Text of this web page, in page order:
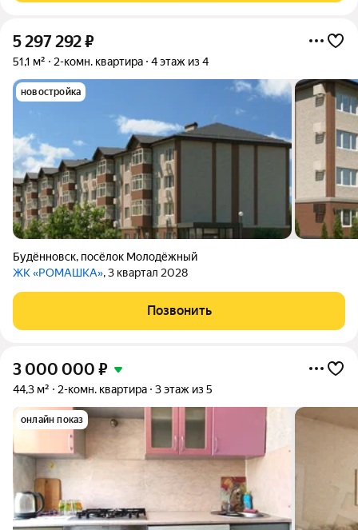
5 297 292₽
51,1 м² 2-комн. квартира 4 этаж из 4
новостройка
Будённовск, посёлок Молодёжный
ЖК «РОМАШКА», 3 квартал 2028
Позвонить
3 000 000 ₽
44,3 м² 2-комн. квартира 3 этаж из 5
онлайн показ